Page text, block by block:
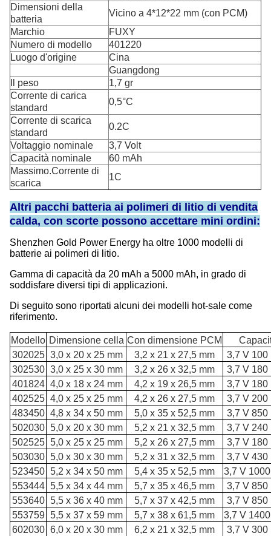
Dimensioni della
batteria
Vicino a 4*12*22 mm (con PCM)
Marchio
FUXY
Numero di modello
401220
Luogo d'origine
Cina
Guangdong
Il peso
1,7 gr
Corrente di carica
standard
0,5°C
Corrente di scarica
standard
0.2C
Voltaggio nominale
3,7 Volt
Capacità nominale
60 mAh
Massimo.Corrente di
scarica
1C
Altri pacchi batteria ai polimeri di litio di vendita
calda, con scorte possono accettare mini ordini:
Shenzhen Gold Power Energy ha oltre 1000 modelli di
batterie ai polimeri di litio.
Gamma di capacità da 20 mAh a 5000 mAh, in grado di
soddisfare diversi tipi di applicazioni.
Di seguito sono riportati alcuni dei modelli hot-sale come
riferimento.
Modello Dimensione cella Con dimensione PCM
302025 3,0 x 20 x 25 mm 3,2 x 21 x 27,5 mm
3,7 V 100
302530 3,0 x 25 x 30 mm 3,2 x 26 x 32,5 mm
3,7 V 180
401824 4,0 x 18 x 24 mm 4,2 x 19 x 26,5 mm
3,7 V 180
402525 4,0 x 25 x 25 mm 4,2 x 26 x 27,5 mm
3,7 V 200
483450 4,8 x 34 x 50 mm 5,0 x 35 x 52,5 mm
3,7 V 850
502030 5,0 x 20 x 30 mm 5,2 x 21 x 32,5 mm
3,7 V 240
502525 5,0 x 25 x 25 mm 5,2 x 26 x 27,5 mm
3,7 V 180
503030 5,0 x 30 x 30 mm 5,2 x 31 x 32,5 mm
3,7 V 430
523450 5,2 x 34 x 50 mm 5,4 x 35 x 52,5 mm
3,7 V
553444 5,5 x 34 x 44 mm 5,7 x 35 x 46,5 mm
3,7 V 850
553640 5,5 x 36 x 40 mm 5,7 x 37 x 42,5 mm
3,7 V 850
553759 5,5 x 37 x 59 mm 5,7 x 38 x 61,5 mm
3,7 V
602030 6,0 x 20 x 30 mm 6,2 x 21 x 32,5 mm 3,7 V 300